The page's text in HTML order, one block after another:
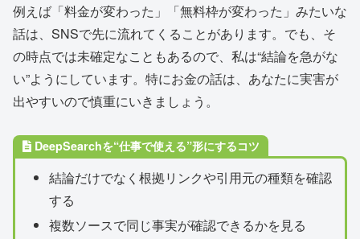
例えば「料金が変わった」「無料枠が変わった」みたいな
話は、SNSで先に流れてくることがあります。でも、そ
の時点では未確定なこともあるので、私は“結論を急がな
い”ようにしています。特にお金の話は、あなたに実害が
出やすいので慎重にいきましょう。
DeepSearchを“仕事で使える”形にするコツ
結論だけでなく根拠リンクや引用元の種類を確認
する
複数ソースで同じ事実が確認できるかを見る